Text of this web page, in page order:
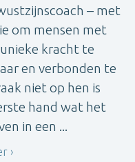
– met
om mensen met
kracht te
en verbonden te
niet op hen is
hand wat het
in een ...